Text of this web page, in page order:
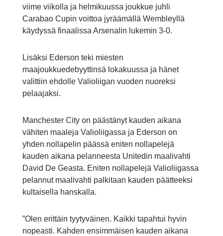
viime viikolla ja helmikuussa joukkue juhli
Carabao Cupin voittoa jyräämällä Wembleyllä
käydyssä finaalissa Arsenalin lukemin 3-0.
Lisäksi Ederson teki miesten
maajoukkuedebyyttinsä lokakuussa ja hänet
valittiin ehdolle Valioliigan vuoden nuoreksi
pelaajaksi.
Manchester City on päästänyt kauden aikana
vähiten maaleja Valioliigassa ja Ederson on
yhden nollapelin päässä eniten nollapelejä
kauden aikana pelanneesta Unitedin maalivahti
David De Geasta. Eniten nollapelejä Valioliigassa
pelannut maalivahti palkitaan kauden päätteeksi
kultaisella hanskalla.
”Olen erittäin tyytyväinen. Kaikki tapahtui hyvin
nopeasti. Kahden ensimmäisen kauden aikana